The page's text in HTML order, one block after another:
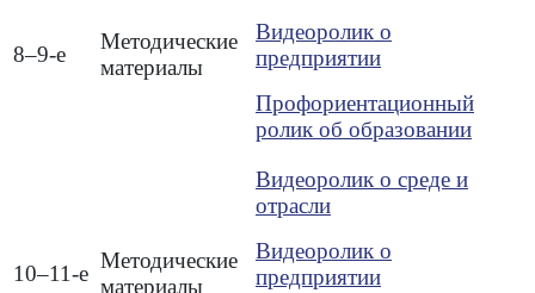
8–9-е
Методические
материалы
Видеоролик о
предприятии
Профориентационный
ролик об образовании
10–11-е
Методические
материалы
Видеоролик о среде и
отрасли
Видеоролик о
предприятии